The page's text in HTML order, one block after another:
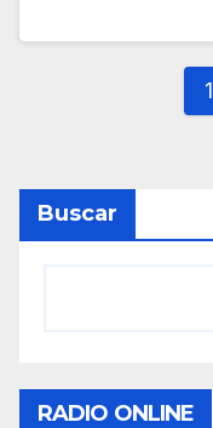
1
Buscar
RADIO ONLINE